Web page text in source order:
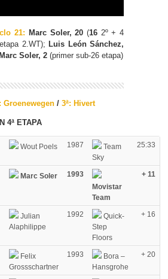
21: Marc Soler, 20 (162º + 4
2.WT); Luis León Sánchez,
Marc Soler, 2 (primer sub-26 etapa)
Groenewegen / 3ª: Hivert
4ª ETAPA
Wout Poels 1987
Team
Sky
25:33
Marc Soler
1993
Movistar
Team
+ 11
Julian
Alaphilippe
1992
Quick-
Step
Floors
+ 16
Felix
Grossschartner
1993
Bora –
Hansgrohe
+ 20